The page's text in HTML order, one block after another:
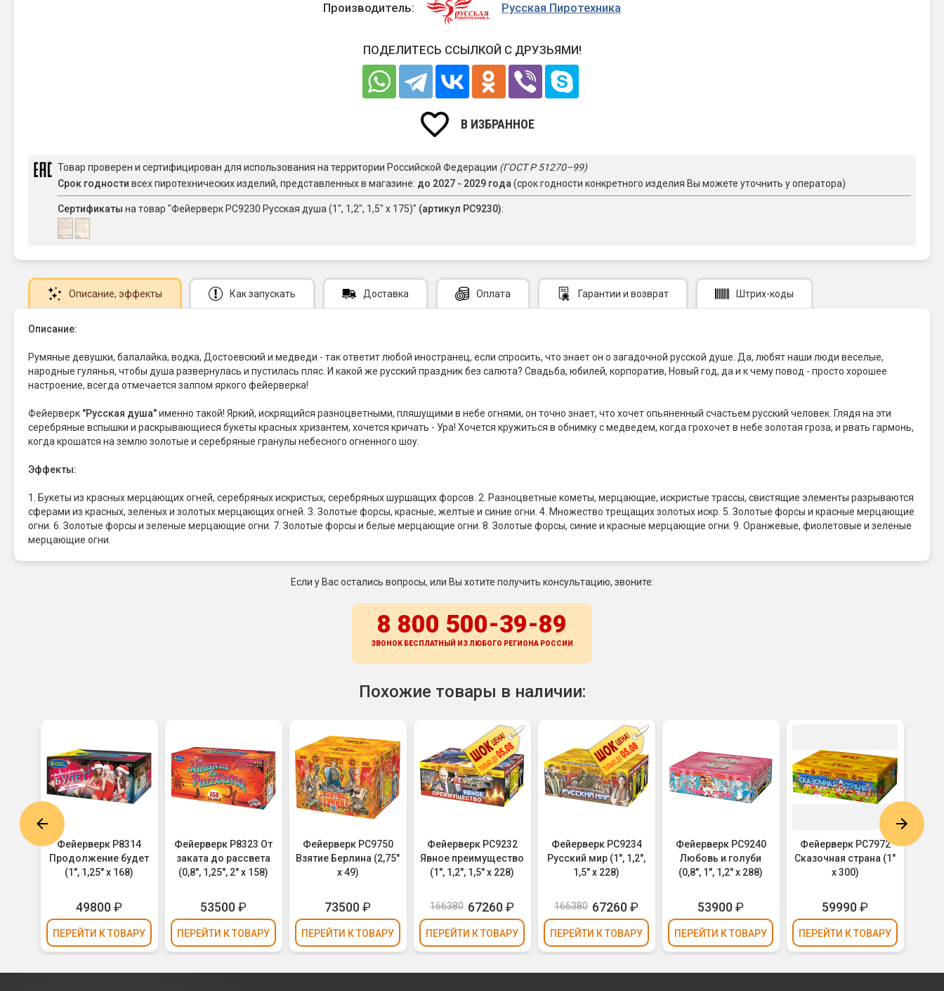
Производитель: Русская Пиротехника
ПОДЕЛИТЕСЬ ССЫЛКОЙ С ДРУЗЬЯМИ!
В ИЗБРАННОЕ
Товар проверен и сертифицирован для использования на территории Российской Федерации (ГОСТ Р 51270–99)
Срок годности всех пиротехнических изделий, представленных в магазине: до 2027 - 2029 года (срок годности конкретного изделия Вы можете уточнить у оператора)
Сертификаты на товар "Фейерверк РС9230 Русская душа (1", 1,2", 1,5" х 175)" (артикул РС9230):
Описание, эффекты Как запускать Доставка Оплата Гарантии и возврат Штрих-коды
Описание:
Румяные девушки, балалайка, водка, Достоевский и медведи - так ответит любой иностранец, если спросить, что знает он о загадочной русской душе. Да, любят наши люди веселые,
народные гулянья, чтобы душа развернулась и пустилась пляс. И какой же русский праздник без салюта? Свадьба, юбилей, корпоратив, Новый год, да и к чему повод - просто хорошее
настроение, всегда отмечается залпом яркого фейерверка!
Фейерверк "Русская душа"именно такой! Яркий, искрящийся разноцветными, пляшущими в небе огнями, он точно знает, что хочет опьяненный счастьем русский человек. Глядя на эти
серебряные вспышки и раскрывающиеся букеты красных хризантем, хочется кричать - Ура! Хочется кружиться в обнимку с медведем, когда грохочет в небе золотая гроза, и рвать гармонь,
когда крошатся на землю золотые и серебряные гранулы небесного огненного шоу.
Эффекты:
1. Букеты из красных мерцающих огней, серебряных искристых, серебряных шуршащих форсов. 2. Разноцветные кометы, мерцающие, искристые трассы, свистящие элементы разрываются
сферами из красных, зеленых и золотых мерцающих огней. 3. Золотые форсы, красные, желтые и синие огни. 4. Множество трещащих золотых искр. 5. Золотые форсы и красные мерцающие
огни. 6. Золотые форсы и зеленые мерцающие огни. 7. Золотые форсы и белые мерцающие огни. 8. Золотые форсы, синие и красные мерцающие огни. 9. Оранжевые, фиолетовые и зеленые
мерцающие огни.
Если у Вас остались вопросы, или Вы хотите получить консультацию, звоните:
8 800 500-39-89
ЗВОНОК БЕСПЛАТНЫЙ ИЗ ЛЮБОГО РЕГИОНА РОССИИ
Похожие товары в наличии:
Фейерверк Р8314
Продолжение будет
(1", 1,25" х 168)
49800₽
ПЕРЕЙТИ К ТОВАРУ
Фейерверк Р8323 От
заката до рассвета
(0,8", 1,25", 2" х 158)
53500₽
ПЕРЕЙТИ К ТОВАРУ
Фейерверк РС9750
Взятие Берлина (2,75"
х 49)
73500₽
ПЕРЕЙТИ К ТОВАРУ
Фейерверк РС9232
Явное преимущество
(1", 1,2", 1,5" х 228)
166380 67260₽
ПЕРЕЙТИ К ТОВАРУ
Фейерверк РС9234
Русский мир (1", 1,2",
1,5" х 228)
166380 67260₽
ПЕРЕЙТИ К ТОВАРУ
Фейерверк РС9240
Любовь и голуби
(0,8", 1", 1,2" х 288)
53900₽
ПЕРЕЙТИ К ТОВАРУ
Фейерверк РС7972
Сказочная страна (1"
х 300)
59990₽
ПЕРЕЙТИ К ТОВАРУ